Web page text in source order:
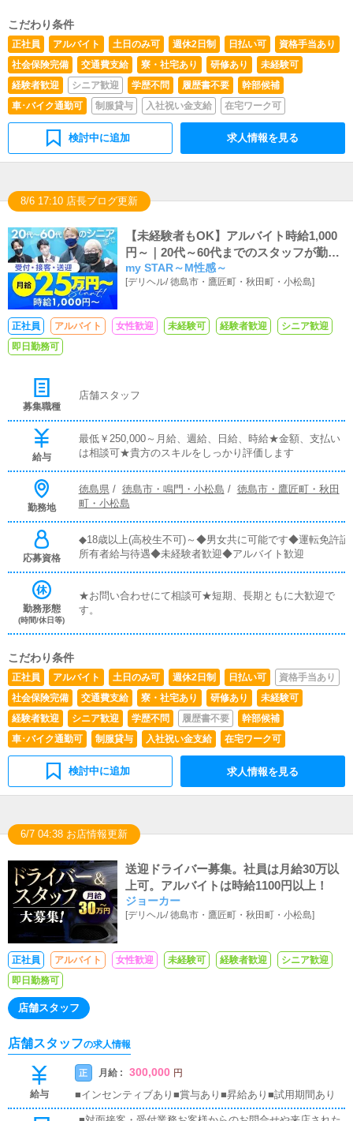
こだわり条件
正社員 アルバイト 土日のみ可 週休2日制 日払い可
資格手当あり
社会保険完備
交通費支給 寮・社宅あり 研修あり
未経験可
経験者歓迎
シニア歓迎 学歴不問 履歴書不要
幹部候補
車･バイク通勤可
制服貸与 入社祝い金支給 在宅ワーク可
検討中に追加 求人情報を見る
8/6 17:10 店長ブログ更新
【未経験者もOK】アルバイト時給1,000
円～｜20代～60代までのスタッフが勤務
中
my STAR～M性感～
[デリヘル/徳島市・鷹匠町・秋田町・小松島]
正社員 アルバイト 女性歓迎 未経験可 経験者歓迎
シニア歓迎
即日勤務可
募集職種
店舗スタッフ
給与
最低￥250,000～月給、週給、日給、時給★金額、支払い
は相談可★貴方のスキルをしっかり評価します
勤務地
徳島県/ 徳島市・鳴門・小松島 / 徳島市・鷹匠町・秋田
町・小松島
応募資格
◆18歳以上(高校生不可)～◆男女共に可能です◆運転免許証
所有者給与待遇◆未経験者歓迎◆アルバイト歓迎
勤務形態
(時間/休日等)
★お問い合わせにて相談可★短期、長期ともに大歓迎で
す。
こだわり条件
正社員 アルバイト 土日のみ可 週休2日制 日払い可
資格手当あり
社会保険完備
交通費支給 寮・社宅あり 研修あり
未経験可
経験者歓迎
シニア歓迎 学歴不問 履歴書不要
幹部候補
車･バイク通勤可
制服貸与 入社祝い金支給 在宅ワーク可
検討中に追加 求人情報を見る
6/7 04:38 お店情報更新
送迎ドライバー募集。社員は月給30万以
上可。アルバイトは時給1100円以上！
ジョーカー
[デリヘル/徳島市・鷹匠町・秋田町・小松島]
正社員 アルバイト 女性歓迎 未経験可 経験者歓迎
シニア歓迎
即日勤務可
店舗スタッフ
店舗スタッフの求人情報
給与
正 月給 : 300,000 円
■インセンティブあり■賞与あり■昇給あり■試用期間あり